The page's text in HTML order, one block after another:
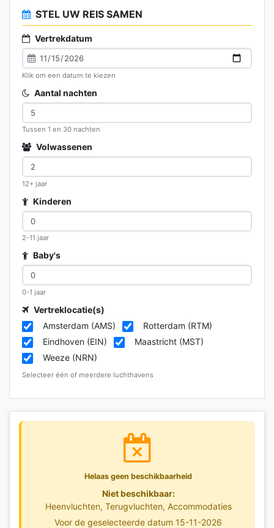
STEL UW REIS SAMEN
Vertrekdatum
Klik om een datum te kiezen
Aantal nachten
Tussen 1 en 30 nachten
Volwassenen
12+ jaar
Kinderen
2-11 jaar
Baby's
0-1 jaar
Vertreklocatie(s)
Amsterdam (AMS)
Rotterdam (RTM)
Eindhoven (EIN)
Maastricht (MST)
Weeze (NRN)
Selecteer één of meerdere luchthavens
Helaas geen beschikbaarheid
Niet beschikbaar:
Heenvluchten, Terugvluchten, Accommodaties
Voor de geselecteerde datum 15-11-2026